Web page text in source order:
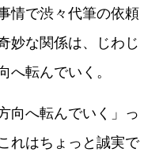
情で渋々代筆の依頼
妙な関係は、じわじ
転んでいく。
へ転んでいく」っ
れはちょっと誠実で